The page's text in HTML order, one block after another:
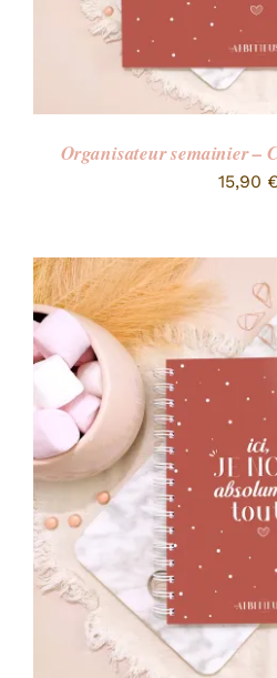
Organisateur semainier –
15,90